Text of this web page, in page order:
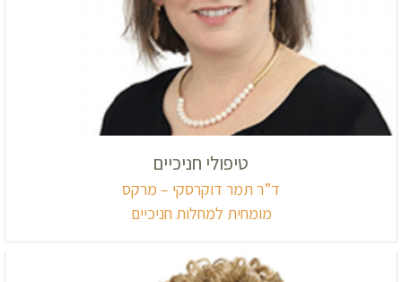
טיפולי חניכיים
ד”ר תמר דוקרסקי – מרקס
מומחית למחלות חניכיים